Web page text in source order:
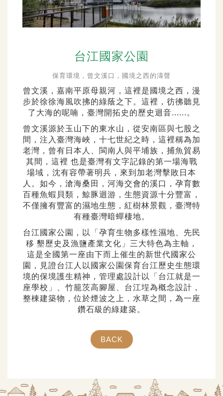
台江國家公園
保育環境，曾文溪口，國境之西的濤聲
曾文溪，嘉南平原母親河，這裡是國境之西，漫
步於徐徐海風吹拂的綠蔭之下。這裡，彷彿聽見
了大海的呢喃，臺灣開拓史的歷史迴音......。
曾文溪源於玉山下的東水山，從安南區與七股之
間，注入臺灣海峽，十七世紀之時，這裡稱為加
老灣，曾有日本人、閩南人與平埔族，捕魚貿易
其間，這裡 也是臺灣有文字記錄的第一場海戰
場域，沈有容帶著明兵，來到加老灣擊敗日本
人。如今，滄海桑田，河海交會的溪口，孕育數
百種魚蝦貝類，鯨豚迴游，生態資源十分豐富，
不僅擁有豐富的濕地生態，紅樹林景觀，臺灣特
有種臺灣暗蟬棲地。
台江國家公園，以「孕育生物多樣性濕地、先民
移 墾歷史及漁鹽產業文化」三大特色為主軸，
這是全國第一座由下而上催生的新世代國家公
園，見證台江人以國家公園保育台江歷史生態環
境的保境護生精神，管理處設計以「台江就是一
座學校」、竹籠茨高腳屋、台江埕為概念設計，
整棟建築物，位於煙波之上，水草之間，為一座
鑽石級的綠建築。
BACK